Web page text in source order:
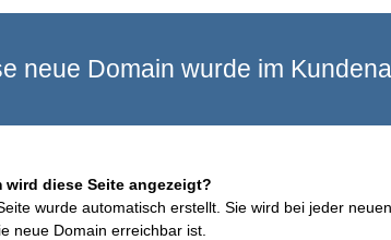
neue Domain wurde im
wird diese Seite angezeigt?
wurde automatisch erstellt. Sie wird bei jeder
neue Domain erreichbar ist.